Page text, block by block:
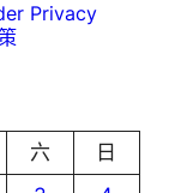
Privacy
六
日